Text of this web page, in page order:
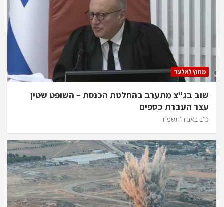
מחוץ לאלעד
שוב בג"צ מתערב בהחלטת הכנסת – השופט שטין
עצר העברת כספים
כ״ב באב ה׳תשפ״ו